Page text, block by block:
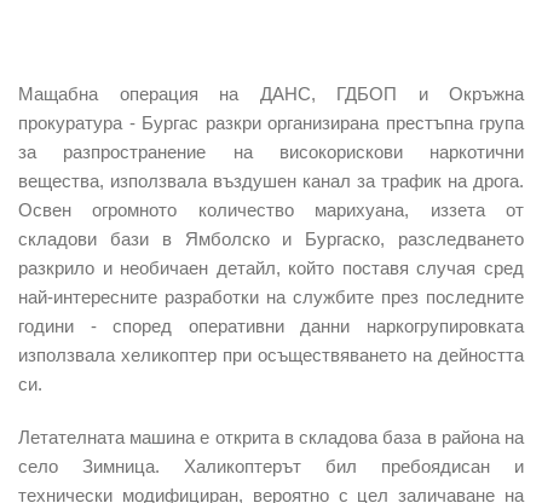
Мащабна операция на ДАНС, ГДБОП и Окръжна
прокуратура - Бургас разкри организирана престъпна група
за разпространение на високорискови наркотични
вещества, използвала въздушен канал за трафик на дрога.
Освен огромното количество марихуана, иззета от
складови бази в Ямболско и Бургаско, разследването
разкрило и необичаен детайл, който поставя случая сред
най-интересните разработки на службите през последните
години - според оперативни данни наркогрупировката
използвала хеликоптер при осъществяването на дейността
си.
Летателната машина е открита в складова база в района на
село Зимница. Халикоптерът бил пребоядисан и
технически модифициран, вероятно с цел заличаване на